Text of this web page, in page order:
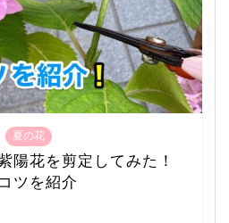
夏の花
陽花を剪定してみた！
ツを紹介